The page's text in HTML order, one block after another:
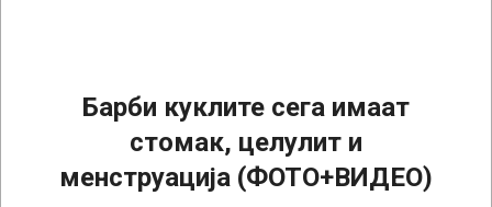
Барби куклите сега имаат
стомак, целулит и
менструација (ФОТО+ВИДЕО)